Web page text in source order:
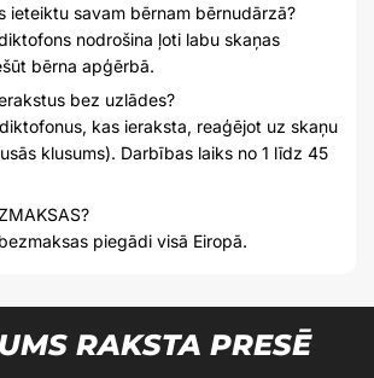
ieteiktu savam bērnam bērnudārzā?
nodrošina ļoti labu skaņas
bērna apģērbā.
bez uzlādes?
kas ieraksta, reaģējot uz skaņu
klusums). Darbības laiks no 1 līdz 45
piegādi visā Eiropā.
RAKSTA PRESĒ